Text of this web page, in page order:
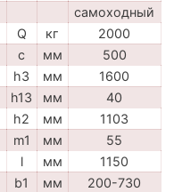
самоходный
Q кг
2000
c мм
500
h3 мм
1600
h13 мм
40
h2 мм
1103
m1 мм
55
l мм
1150
b1 мм 200-730